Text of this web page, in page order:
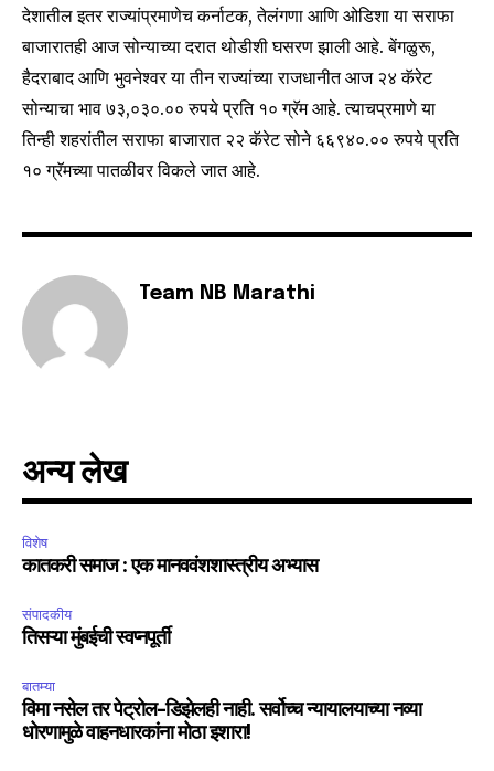
To subscribe, simply enter your email address on our website
or click the subscribe button below. Don't worry, we respect
your privacy and won't spam your inbox. Your information is
safe with us.
I've read and accept thePrivacy Policy .
देशातील इतर राज्यांप्रमाणेच कर्नाटक, तेलंगणा आणि ओडिशा या सराफा
बाजारातही आज सोन्याच्या दरात थोडीशी घसरण झाली आहे. बेंगळुरू,
हैदराबाद आणि भुवनेश्वर या तीन राज्यांच्या राजधानीत आज २४ कॅरेट
सोन्याचा भाव ७३,०३०.०० रुपये प्रति १० ग्रॅम आहे. त्याचप्रमाणे या
तिन्ही शहरांतील सराफा बाजारात २२ कॅरेट सोने ६६९४०.०० रुपये प्रति
१० ग्रॅमच्या पातळीवर विकले जात आहे.
Team NB Marathi
अन्य लेख
विशेष
कातकरी समाज : एक मानववंशशास्त्रीय अभ्यास
संपादकीय
तिसऱ्या मुंबईची स्वप्नपूर्ती
बातम्या
विमा नसेल तर पेट्रोल-डिझेलही नाही. सर्वोच्च न्यायालयाच्या नव्या
धोरणामुळे वाहनधारकांना मोठा इशारा!